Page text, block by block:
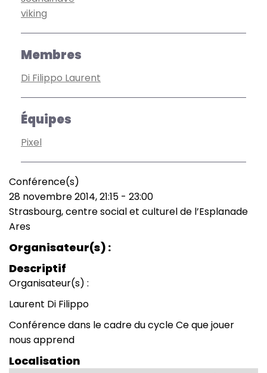
viking
Membres
Di Filippo Laurent
Équipes
Pixel
Type
de
manifestation
Conférence(s)
Date
(smart)
28 novembre 2014, 21:15 - 23:00
Lieu
Strasbourg, centre social et culturel de l’Esplanade
Ares
Organisateur(s)
Descriptif
Organisateur(s) :
Laurent Di Filippo
Conférence dans le cadre du cycle Ce que jouer
nous apprend
Localisation